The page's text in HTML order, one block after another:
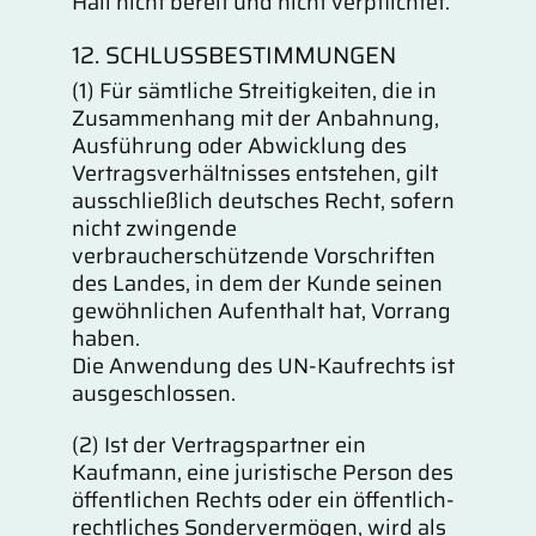
12. SCHLUSSBESTIMMUNGEN
(1) Für sämtliche Streitigkeiten, die in
Zusammenhang mit der Anbahnung,
Ausführung oder Abwicklung des
Vertragsverhältnisses entstehen, gilt
ausschließlich deutsches Recht, sofern
nicht zwingende
verbraucherschützende Vorschriften
des Landes, in dem der Kunde seinen
gewöhnlichen Aufenthalt hat, Vorrang
haben.
Die Anwendung des UN-Kaufrechts ist
ausgeschlossen.
(2) Ist der Vertragspartner ein
Kaufmann, eine juristische Person des
öffentlichen Rechts oder ein öffentlich-
rechtliches Sondervermögen, wird als